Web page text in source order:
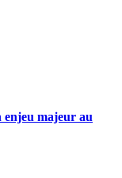
enjeu majeur au